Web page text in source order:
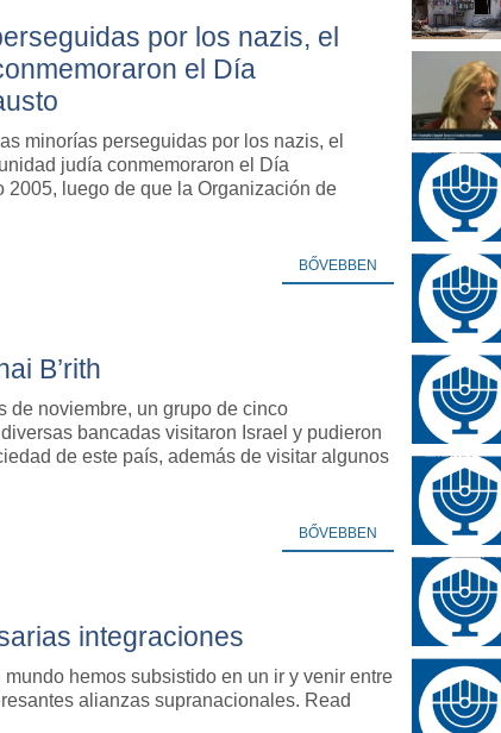
por los nazis, el
el Día
minorías perseguidas por los nazis, el
judía conmemoraron el Día
2005, luego de que la Organización de
BŐVEBBEN
B’rith
de noviembre, un grupo de cinco
bancadas visitaron Israel y pudieron
de este país, además de visitar algunos
BŐVEBBEN
integraciones
hemos subsistido en un ir y venir entre
alianzas supranacionales. Read